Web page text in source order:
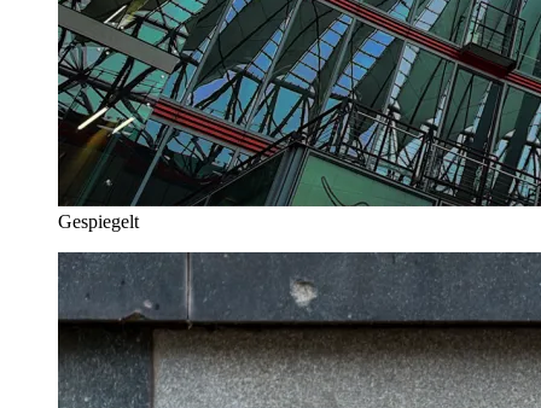
Gespiegelt